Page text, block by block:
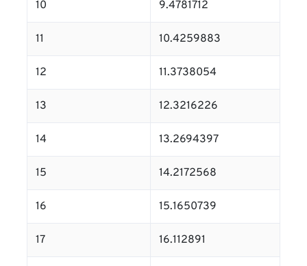
10 9.4781712
11 10.4259883
12 11.3738054
13 12.3216226
14 13.2694397
15 14.2172568
16 15.1650739
17 16.112891